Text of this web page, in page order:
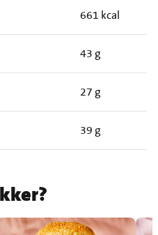
661 kcal
43 g
27 g
39 g